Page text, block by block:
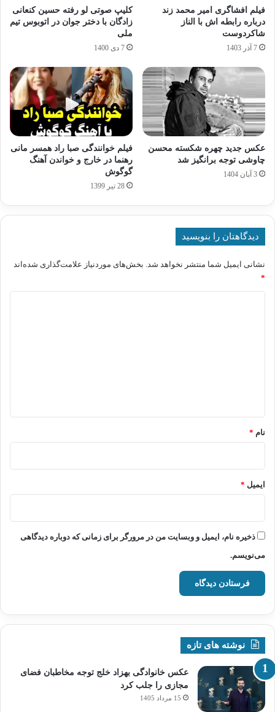
فیلم افشاگری امیر محمد زند
درباره رابطه اش با الناز
شاکردوست
7 آذر 1403
کلیپ صوتی لو رفته حسین کنعانی
زادگان با دختر جوان در اتوبوس تیم
ملی
7 دی 1400
عکس جدید چهره شکسته محسن
چاوشی توجه برانگیز شد
3 آبان 1404
فیلم خوانندگی صبا راد همسر مانی
رهنما در خارج و خواندن آهنگ
گوگوش
28 تیر 1399
دیدگاهتان را بنویسید
نشانی ایمیل شما منتشر نخواهد شد. بخش‌های موردنیاز علامت‌گذاری شده‌اند
*
نام *
ایمیل *
ذخیره نام، ایمیل و وبسایت من در مرورگر برای زمانی که دوباره دیدگاهی
می‌نویسم.
نوشته های تازه
عکس خانوادگی بهزاد خلج توجه مخاطبان فضای
مجازی را جلب کرد
15 مرداد 1405